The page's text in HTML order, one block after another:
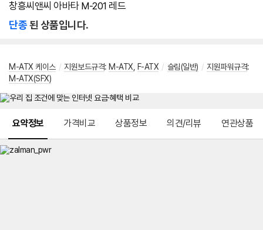
창흥씨앤씨 아바타 M-201 레드
단종된 상품입니다.
M-ATX 케이스 / 지원보드규격: M-ATX F-ATX / 슬림(일반) / 지원파워규격:
M-ATX(SFX)
요약정보 가격비교 상품정보 의견/리뷰 연관상품